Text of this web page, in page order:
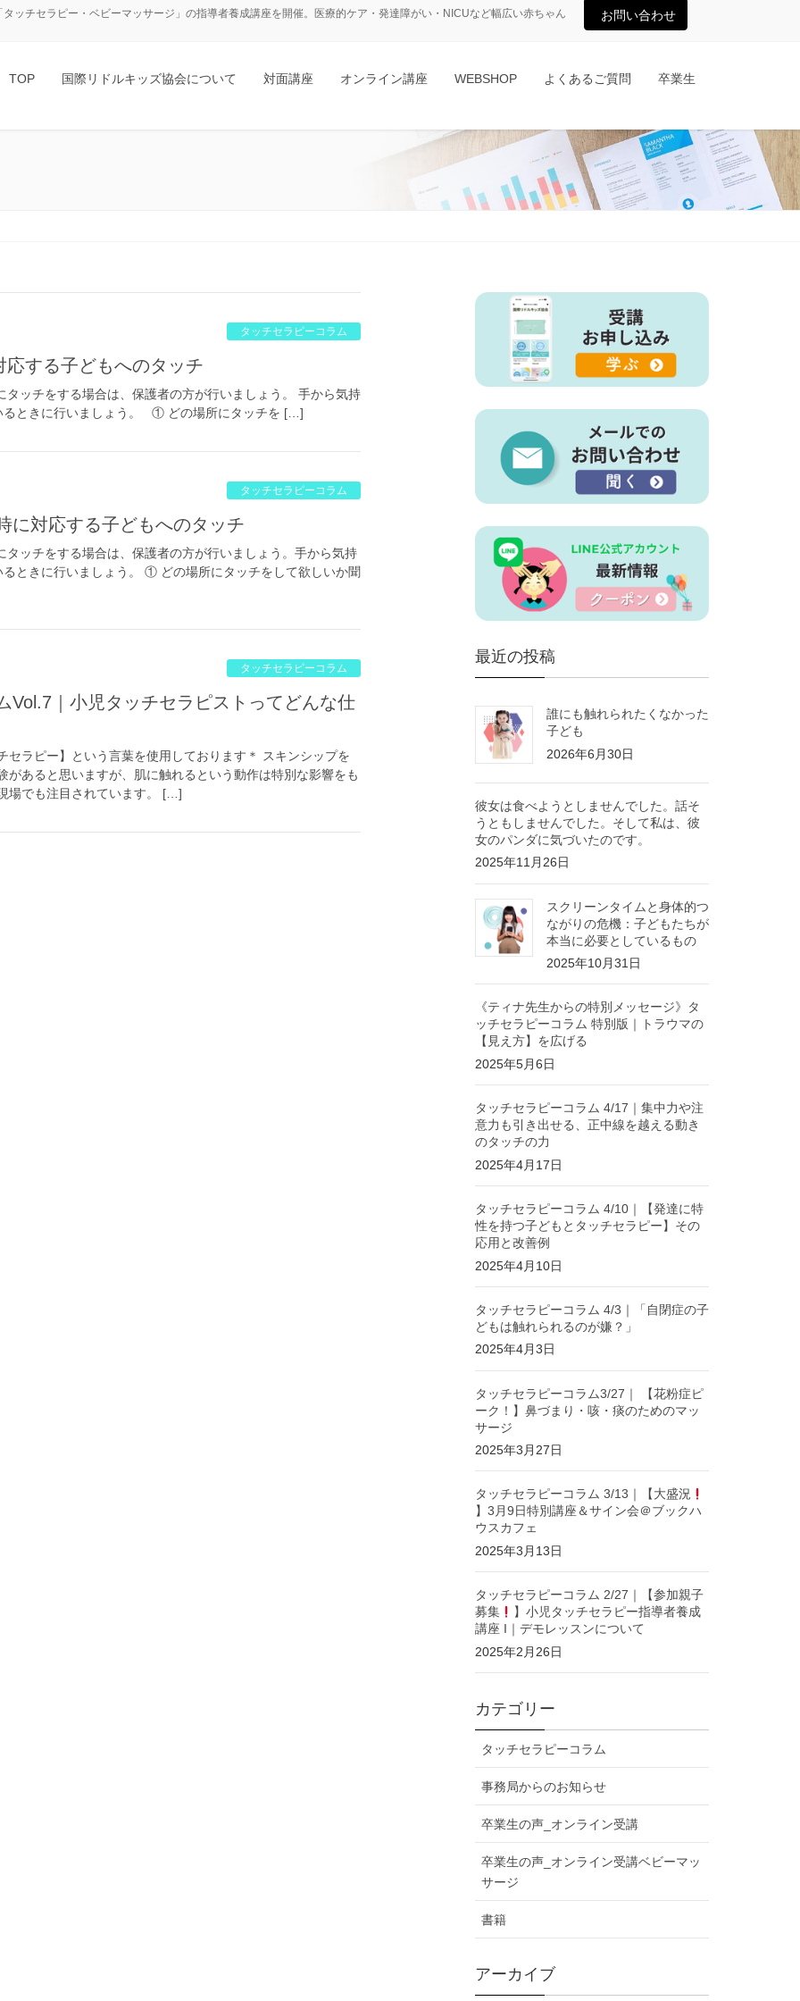
ッチセラピー・ベビーマッサージ」の指導者養成講座を開催。医療的ケア・発達障がい・NICUなど幅広い赤ちゃん お問い合わせ
TOP 国際リドルキッズ協会について 対面講座 オンライン講座 WEBSHOP よくあるご質問 卒業生
タッチセラピーコラム
応する子どもへのタッチ
ッチをする場合は、保護者の方が行いましょう。 手から気持
るときに行いましょう。 ① どの場所にタッチを […]
タッチセラピーコラム
に対応する子どもへのタッチ
ッチをする場合は、保護者の方が行いましょう。手から気持
ときに行いましょう。 ① どの場所にタッチをして欲しいか聞
タッチセラピーコラム
セラピー】という言葉を使用しております＊ スキンシップを
があると思いますが、肌に触れるという動作は特別な影響をも
場でも注目されています。 […]
最近の投稿
誰にも触れられたくなかった
子ども
2026年6月30日
彼女は食べようとしませんでした。話そ
うともしませんでした。そして私は、彼
女のパンダに気づいたのです。
2025年11月26日
スクリーンタイムと身体的つ
ながりの危機：子どもたちが
本当に必要としているもの
2025年10月31日
《ティナ先生からの特別メッセージ》タ
ッチセラピーコラム 特別版｜トラウマの
【見え方】を広げる
2025年5月6日
タッチセラピーコラム 4/17｜集中力や注
意力も引き出せる、正中線を越える動き
のタッチの力
2025年4月17日
タッチセラピーコラム 4/10｜【発達に特
性を持つ子どもとタッチセラピー】その
応用と改善例
2025年4月10日
タッチセラピーコラム 4/3｜「自閉症の子
どもは触れられるのが嫌？」
2025年4月3日
タッチセラピーコラム3/27｜ 【花粉症ピ
ーク！】鼻づまり・咳・痰のためのマッ
サージ
2025年3月27日
タッチセラピーコラム 3/13｜【大盛況
】3月9日特別講座＆サイン会＠ブックハ
ウスカフェ
2025年3月13日
タッチセラピーコラム 2/27｜【参加親子
募集
】小児タッチセラピー指導者養成
講座 I｜デモレッスンについて
2025年2月26日
カテゴリー
タッチセラピーコラム
事務局からのお知らせ
卒業生の声_オンライン受講
卒業生の声_オンライン受講ベビーマッ
サージ
書籍
アーカイブ